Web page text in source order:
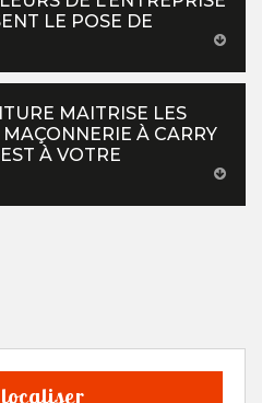
LE POSE DE
MAITRISE LES
À CARRY
À VOTRE